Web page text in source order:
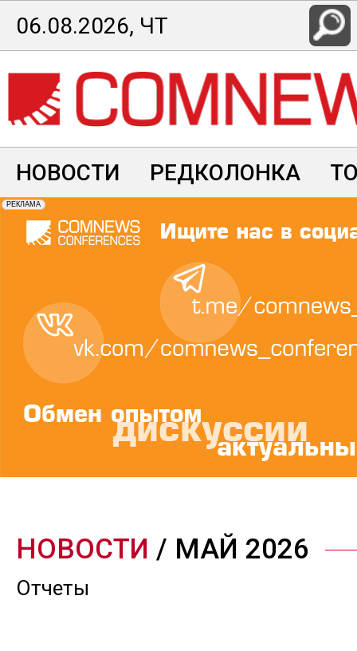
Перейти
к
основному
содержанию
06.08.2026, ЧТ
НОВОСТИ РЕДКОЛОНКА
НОВОСТИ / МАЙ 2026
Отчеты